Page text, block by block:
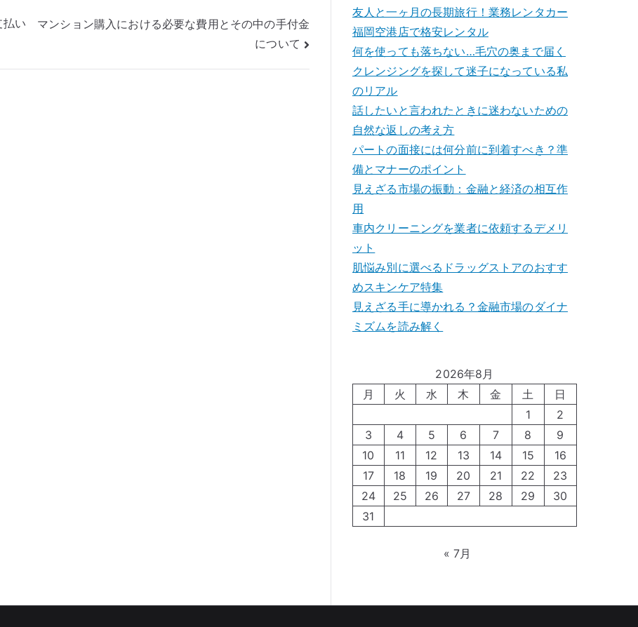
払い
マンション購入における必要な費用とその中の手付金
について
友人と一ヶ月の長期旅行！業務レンタカー
福岡空港店で格安レンタル
何を使っても落ちない…毛穴の奥まで届く
クレンジングを探して迷子になっている私
のリアル
話したいと言われたときに迷わないための
自然な返しの考え方
パートの面接には何分前に到着すべき？準
備とマナーのポイント
見えざる市場の振動：金融と経済の相互作
用
車内クリーニングを業者に依頼するデメリ
ット
肌悩み別に選べるドラッグストアのおすす
めスキンケア特集
見えざる手に導かれる？金融市場のダイナ
ミズムを読み解く
2026年8月
月
火 水 木 金 土
日
1
2
3
4 5 6 7 8
9
10
11 12 13 14 15
16
17
18 19 20 21 22
23
24
25 26 27 28 29
30
31
« 7月